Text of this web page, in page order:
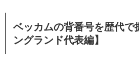
ベッカムの背番号を歴代で
ングランド代表編】